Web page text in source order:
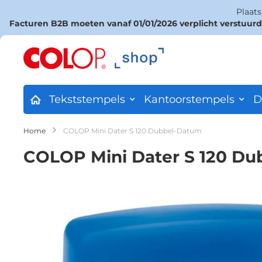
Facturen B2B moeten vanaf 01/01/2026 verplicht
Ga
Tekststempels Kantoorstempels
Home COLOP Mini Dater S 120 Dubbel-Datum
COLOP Mini Dater S 120